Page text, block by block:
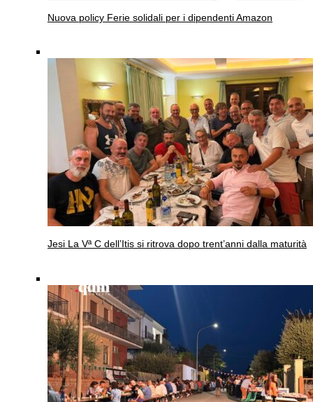
Nuova policy Ferie solidali per i dipendenti Amazon
Jesi La Vª C dell’Itis si ritrova dopo trent’anni dalla maturità